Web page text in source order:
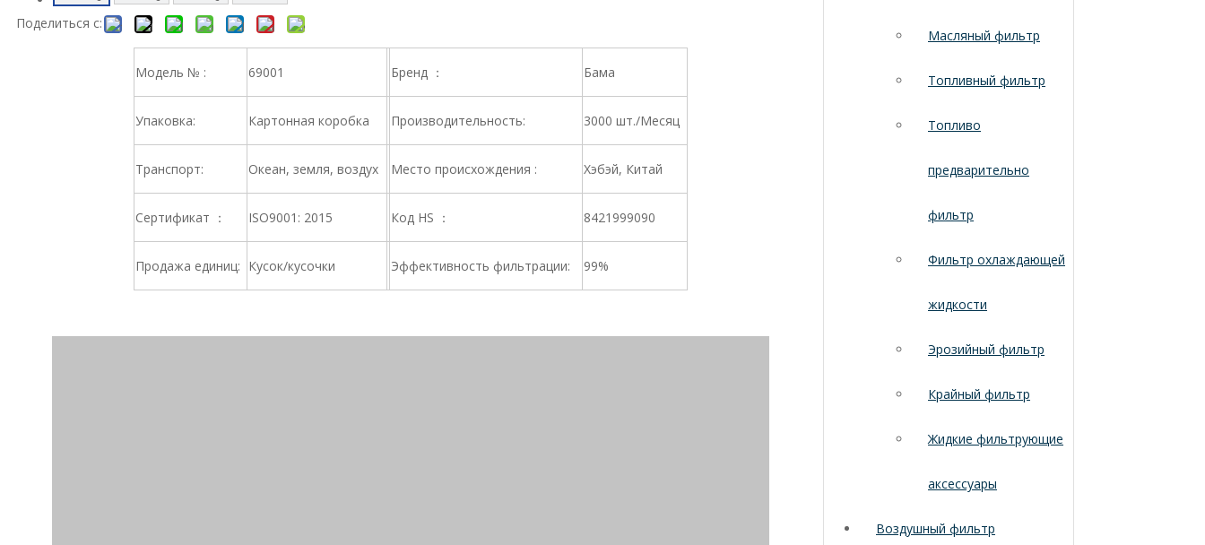
Поделиться с:
Модель № : 69001 Бренд ： Бама
Упаковка: Картонная коробка Производительность: 3000 шт./Месяц
Транспорт: Океан, земля, воздух Место происхождения : Хэбэй, Китай
Сертификат ： ISO9001: 2015 Код HS ： 8421999090
Продажа единиц: Кусок/кусочки Эффективность фильтрации: 99%
Масляный фильтр
Топливный фильтр
Топливо
предварительно
фильтр
Фильтр охлаждающей
жидкости
Эрозийный фильтр
Крайный фильтр
Жидкие фильтрующие
аксессуары
Воздушный фильтр